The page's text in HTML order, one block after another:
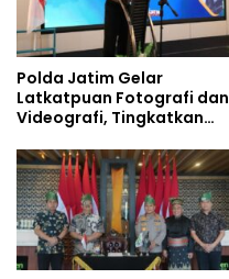
Polda Jatim Gelar
Latkatpuan Fotografi dan
Videografi, Tingkatkan
Era Digital